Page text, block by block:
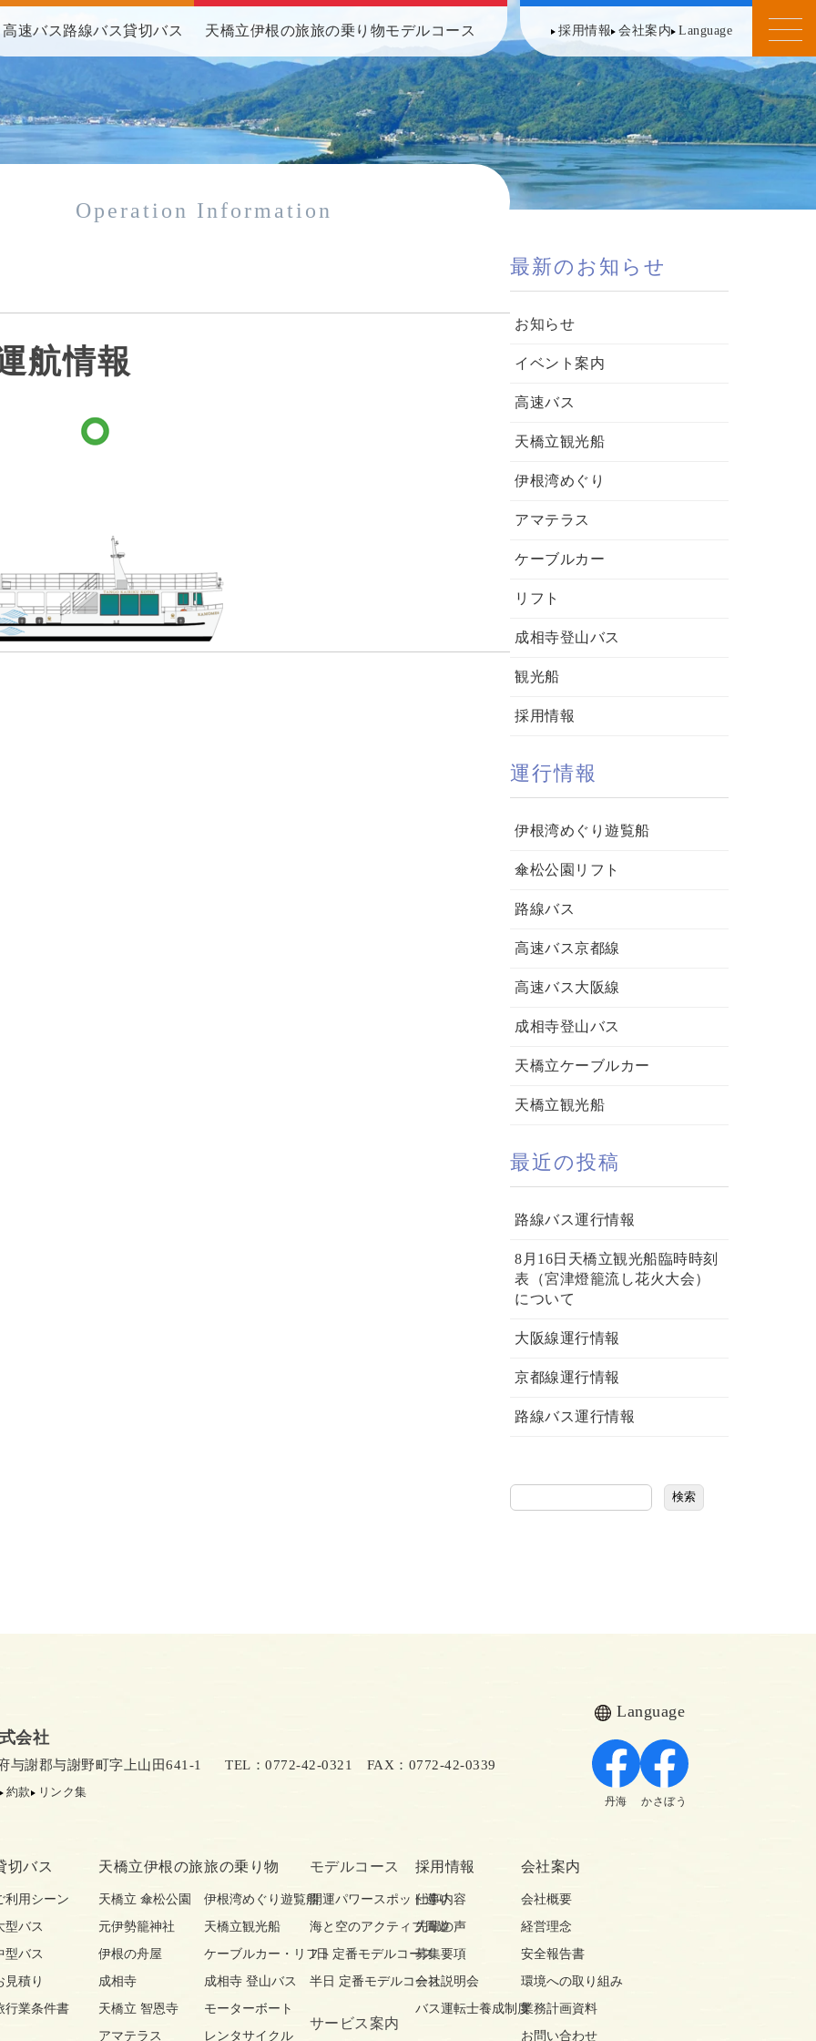
高速バス路線バス貸切バス 天橋立伊根の旅旅の乗り物モデルコース 採用情報 会社案内 Language
Operation Information
航情報
最新のお知らせ
お知らせ
イベント案内
高速バス
天橋立観光船
伊根湾めぐり
アマテラス
ケーブルカー
リフト
成相寺登山バス
観光船
採用情報
運行情報
伊根湾めぐり遊覧船
傘松公園リフト
路線バス
高速バス京都線
高速バス大阪線
成相寺登山バス
天橋立ケーブルカー
天橋立観光船
最近の投稿
路線バス運行情報
8月16日天橋立観光船臨時時刻
表（宮津燈籠流し花火大会）
について
大阪線運行情報
京都線運行情報
路線バス運行情報
検索
会社
与謝郡与謝野町字上山田641-1 TEL：0772-42-0321 FAX：0772-42-0339
約款 リンク集
Language
丹海 かさぼう
切バス
利用シーン
型バス
型バス
見積り
行業条件書
天橋立伊根の旅
天橋立 傘松公園
元伊勢籠神社
伊根の舟屋
成相寺
天橋立 智恩寺
アマテラス
旅の乗り物
伊根湾めぐり遊覧船
天橋立観光船
ケーブルカー・リフト
成相寺 登山バス
モーターボート
レンタサイクル
モデルコース
開運パワースポット巡り
海と空のアクティブ周遊
1日 定番モデルコース
半日 定番モデルコース
サービス案内
採用情報
仕事内容
先輩の声
募集要項
会社説明会
バス運転士養成制度
会社案内
会社概要
経営理念
安全報告書
環境への取り組み
業務計画資料
お問い合わせ